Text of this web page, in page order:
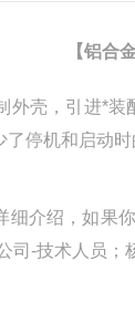
【铝合
外壳，引进*
停机和启动
细介绍，如果
司-技术人员；